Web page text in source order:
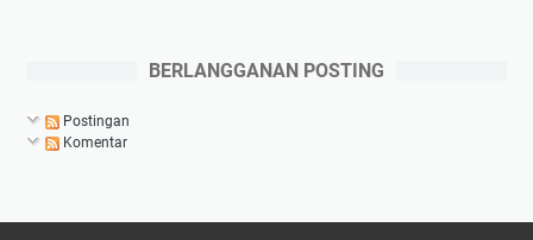
BERLANGGANAN POSTING
Postingan
Komentar